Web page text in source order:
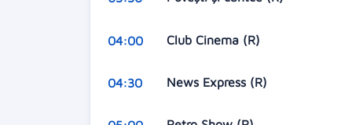
04:00 Club Cinema (R)
04:30 News Express (R)